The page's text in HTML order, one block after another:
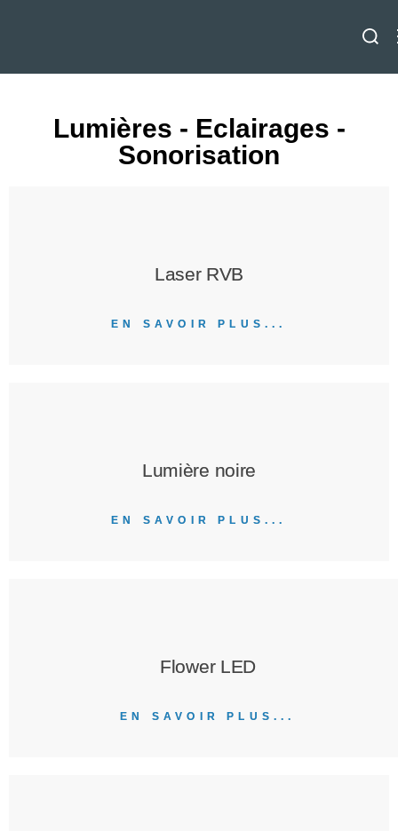
Lumières - Eclairages -
Sonorisation
Laser RVB
EN SAVOIR PLUS...
Lumière noire
EN SAVOIR PLUS...
Flower LED
EN SAVOIR PLUS...